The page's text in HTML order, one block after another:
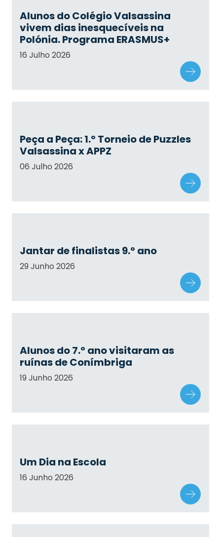
Alunos do Colégio Valsassina
vivem dias inesquecíveis na
Polónia. Programa ERASMUS+
16 Julho 2026
Peça a Peça: 1.º Torneio de Puzzles
Valsassina x APPZ
06 Julho 2026
Jantar de finalistas 9.º ano
29 Junho 2026
Alunos do 7.º ano visitaram as
ruínas de Conímbriga
19 Junho 2026
Um Dia na Escola
16 Junho 2026